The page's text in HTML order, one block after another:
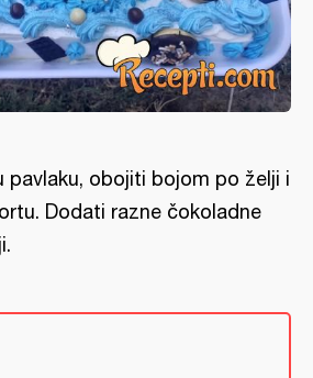
pavlaku, obojiti bojom po želji i
Dodati razne čokoladne